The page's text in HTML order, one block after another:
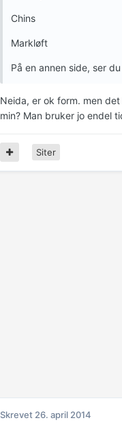
Chins
Markløft
På en annen side, ser
Neida, er ok form. men
min? Man bruker jo endel
Siter
Skrevet 26. april 2014